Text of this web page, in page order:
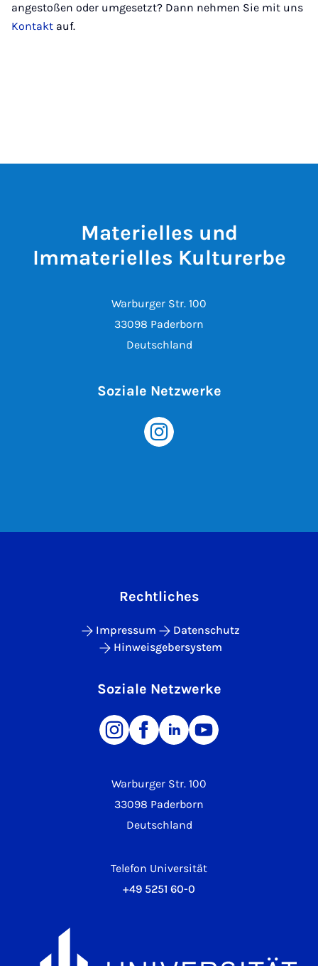
angestoßen oder umgesetzt? Dann nehmen Sie mit uns
Kontakt auf.
Materielles und
Immaterielles Kulturerbe
Warburger Str. 100
33098 Paderborn
Deutschland
Soziale Netzwerke
Warburger Str. 100
33098 Paderborn
Deutschland
Telefon Universität
+49 5251 60-0
Rechtliches
Impressum
Datenschutz
Hinweisgebersystem
Soziale Netzwerke